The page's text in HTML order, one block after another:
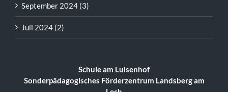
September 2024 (3)
Juli 2024 (2)
Schule am Luisenhof
Sonderpädagogisches Förderzentrum Landsberg am